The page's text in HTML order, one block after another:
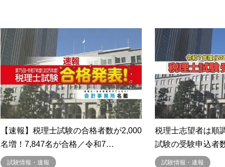
【速報】税理士試験の合格者数が2,000
名増！7,847名が合格／令和7…
試験情報・速報
税理士志望者は順
試験の受験申込者
試験情報・速報